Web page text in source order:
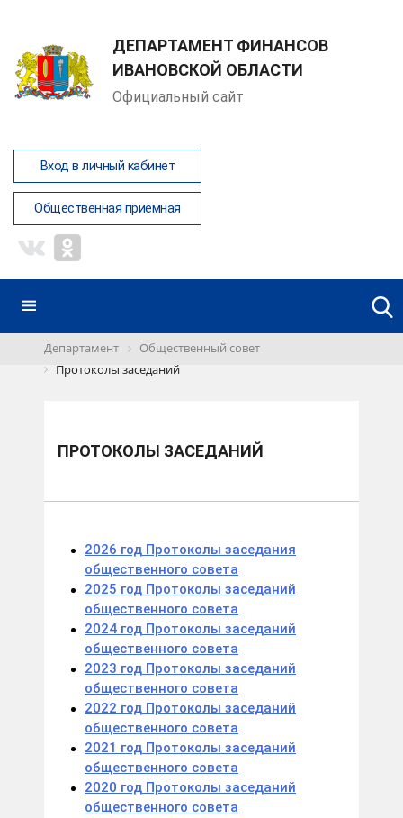
ДЕПАРТАМЕНТ ФИНАНСОВ
ИВАНОВСКОЙ ОБЛАСТИ
Официальный сайт
Вход в личный кабинет
Общественная приемная
Департамент
Общественный совет
Протоколы заседаний
ПРОТОКОЛЫ ЗАСЕДАНИЙ
2026 год Протоколы заседания
общественного совета
2025 год Протоколы заседаний
общественного совета
2024 год Протоколы заседаний
общественного совета
2023 год Протоколы заседаний
общественного совета
2022 год Протоколы заседаний
общественного совета
2021 год Протоколы заседаний
общественного совета
2020 год Протоколы заседаний
общественного совета